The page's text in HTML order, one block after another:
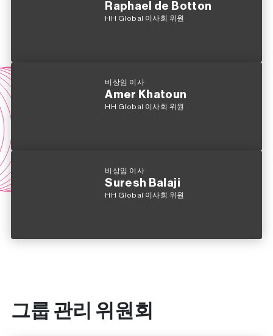
Raphael de Botton
HH Global 이사회 위원
비상임 이사
Amer Khatoun
HH Global 이사회 위원
비상임 이사
Suresh Balaji
HH Global 이사회 위원
그룹 관리 위원회